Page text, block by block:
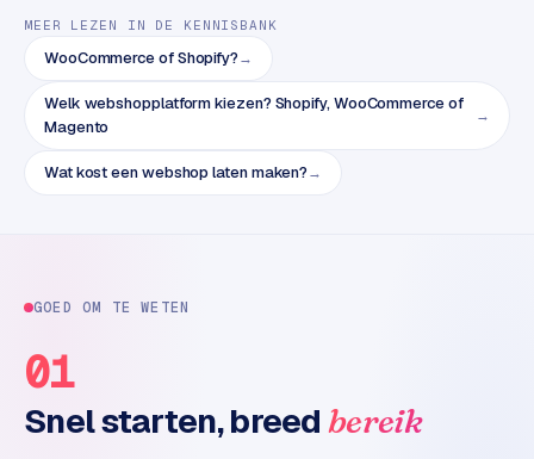
2
B
R
t
a
u
t
i
-
MEER LEZEN IN DE KENNISBANK
WooCommerce of Shopify?→
Welk webshopplatform kiezen? Shopify, WooCommerce of
Magento
→
Wat kost een webshop laten maken?→
GOED OM TE WETEN
01
Snel starten, breed bereik